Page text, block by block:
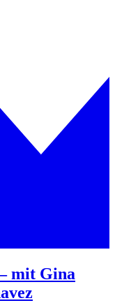
mit Gina